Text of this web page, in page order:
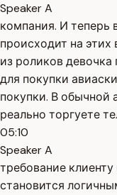
Speaker A
компания. И теперь
происходит на
из роликов
для покупки
покупки. В обычной
реально торгуете
05:10
Speaker A
требование
становится